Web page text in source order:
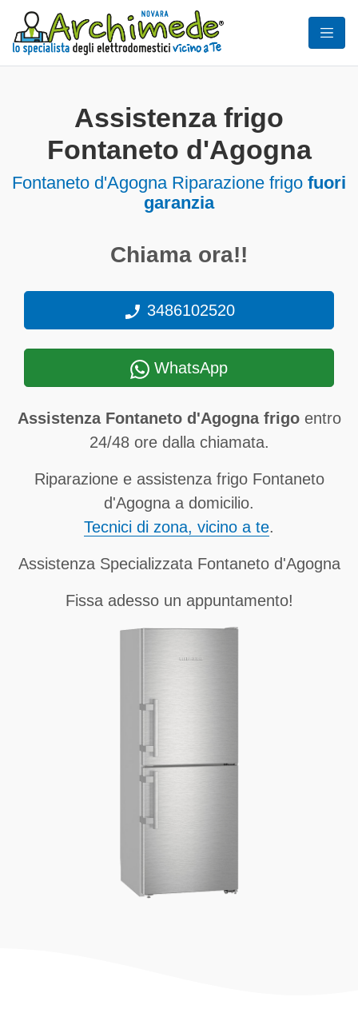
Assistenza frigo
Fontaneto d'Agogna
Fontaneto d'Agogna Riparazione frigo fuori
garanzia
Chiama ora!!
3486102520
WhatsApp
Assistenza Fontaneto d'Agogna frigoentro
24/48 ore dalla chiamata.
Riparazione e assistenza frigo Fontaneto
d'Agogna a domicilio.
Tecnici di zona, vicino a te.
Assistenza Specializzata Fontaneto d'Agogna
Fissa adesso un appuntamento!